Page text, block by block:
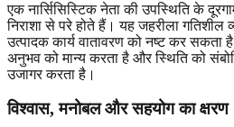
एक नार्सिसिस्टिक नेता की उपस्थिति के
निराशा से परे होते हैं। यह जहरीला
उत्पादक कार्य वातावरण को नष्ट कर
अनुभव को मान्य करता है और स्थिति को
उजागर करता है।
विश्वास, मनोबल और सहयोग का क्षरण